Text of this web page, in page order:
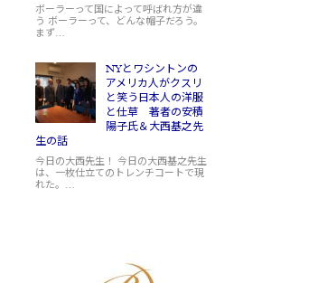
ボーラーって国によって呼ばれ方が違
う ボーラーって、どんな帽子だろう。
まず…
NYとワシントンの
アメリカ人がクスリ
と笑う日本人の洋服
と仕草 著者の安積
陽子氏＆大西基之先
生の話
今日の大西先生！ 今日の大西基之先生
は、一枚仕立てのトレンチコートで現
れた。…